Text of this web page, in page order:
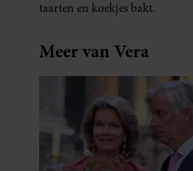
taarten en koekjes bakt.
Meer van Vera